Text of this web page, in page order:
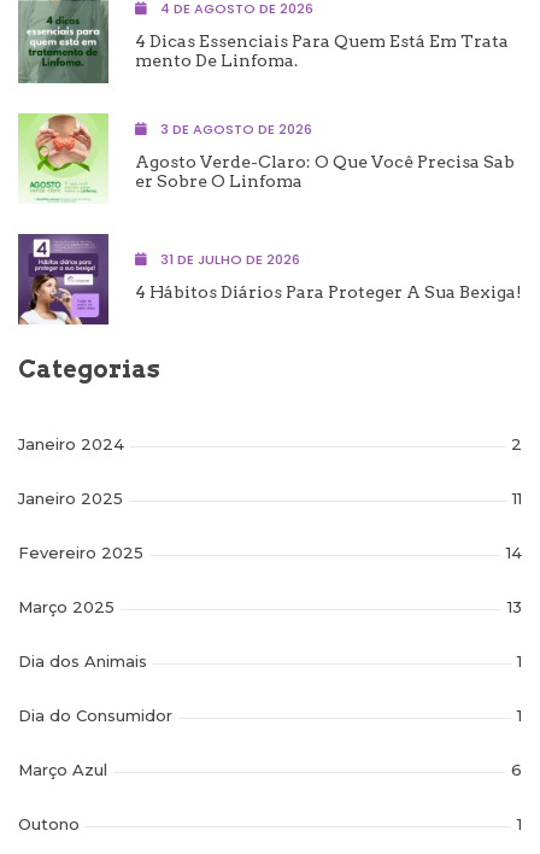
4 DE AGOSTO DE 2026
4 Dicas Essenciais Para Quem Está Em Trata
Mento De Linfoma.
3 DE AGOSTO DE 2026
Agosto Verde-Claro: O Que Você Precisa Sab
Er Sobre O Linfoma
31 DE JULHO DE 2026
4 Hábitos Diários Para Proteger A Sua Bexiga!
Categorias
Janeiro 2024 2
Janeiro 2025 11
Fevereiro 2025 14
Março 2025 13
Dia dos Animais 1
Dia do Consumidor 1
Março Azul 6
Outono 1